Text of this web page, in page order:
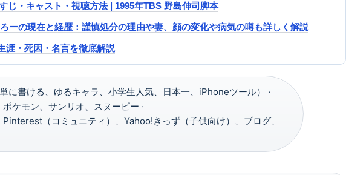
じ・キャスト・視聴方法 | 1995年TBS 野島伸司脚本
ろーの現在と経歴：謹慎処分の理由や妻、顔の変化や病気の噂も詳しく解説
涯・死因・名言を徹底解説
に書ける、ゆるキャラ、小学生人気、日本一、iPhoneツール） ·
ポケモン、サンリオ、スヌーピー ·
Pinterest（コミュニティ）、Yahoo!きっず（子供向け）、ブログ、